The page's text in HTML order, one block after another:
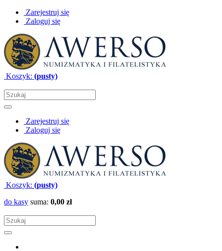
Zarejestruj się
Zaloguj się
Koszyk: (pusty)
Zarejestruj się
Zaloguj się
Koszyk: (pusty)
do kasy suma: 0,00 zł